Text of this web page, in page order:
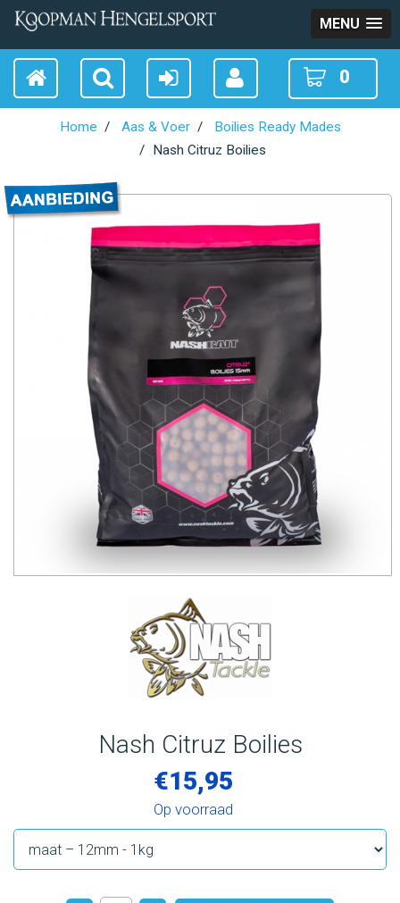
MENU
0
Home Aas & Voer
Boilies Ready Mades
Nash Citruz Boilies
Nash Citruz Boilies
€15,95
Op voorraad